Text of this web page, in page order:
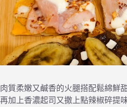
肉質柔嫩又鹹香的火腿搭配鬆綿鮮
再加上香濃起司又撒上點辣椒碎提